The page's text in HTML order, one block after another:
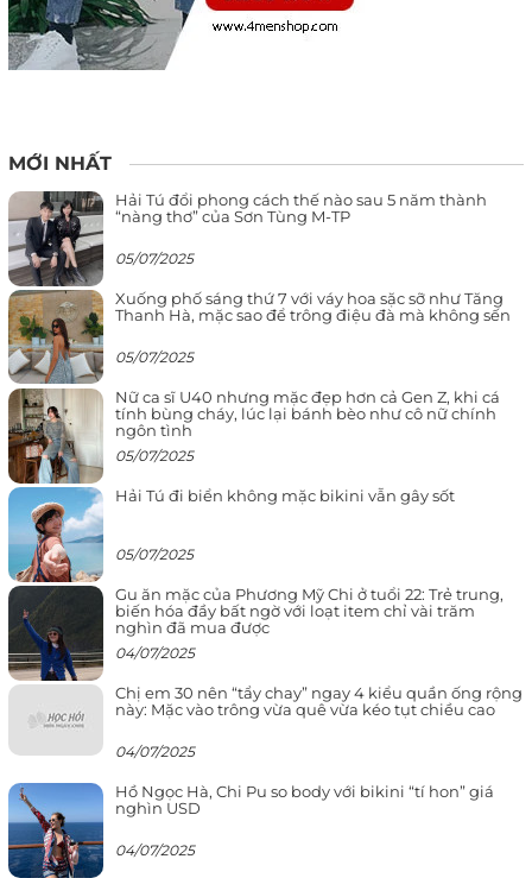
MỚI NHẤT
Hải Tú đổi phong cách thế nào sau 5 năm thành
“nàng thơ” của Sơn Tùng M-TP
05/07/2025
Xuống phố sáng thứ 7 với váy hoa sặc sỡ như Tăng
Thanh Hà, mặc sao để trông điệu đà mà không sến
05/07/2025
Nữ ca sĩ U40 nhưng mặc đẹp hơn cả Gen Z, khi cá
tính bùng cháy, lúc lại bánh bèo như cô nữ chính
ngôn tình
05/07/2025
Hải Tú đi biển không mặc bikini vẫn gây sốt
05/07/2025
Gu ăn mặc của Phương Mỹ Chi ở tuổi 22: Trẻ trung,
biến hóa đầy bất ngờ với loạt item chỉ vài trăm
nghìn đã mua được
04/07/2025
Chị em 30 nên “tẩy chay” ngay 4 kiểu quần ống rộng
này: Mặc vào trông vừa quê vừa kéo tụt chiều cao
04/07/2025
Hồ Ngọc Hà, Chi Pu so body với bikini “tí hon” giá
nghìn USD
04/07/2025